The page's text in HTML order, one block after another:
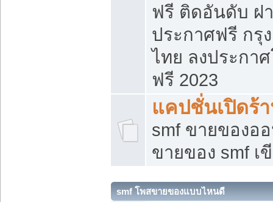
ฟรี ติดอันดับ ฝ
ประกาศฟรี กรุ
ไทย ลงประกา
ฟรี 2023
แคปชั่นเปิดร้
smf ขายของอ
ขายของ smf เ
smf โพสขายของแบบไหนดี